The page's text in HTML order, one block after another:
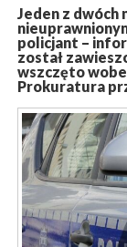
Jeden z dwóch
policjant –
został
wszczęto
Prokuratura